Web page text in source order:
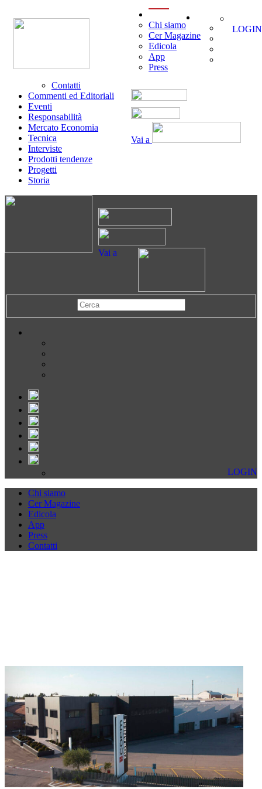
Vai a
Chi siamo
Cer Magazine
Edicola
App
Press
Contatti
Commenti ed Editoriali
Eventi
Responsabilità
Mercato Economia
Tecnica
Interviste
Prodotti tendenze
Progetti
Storia
LOGIN
Vai a
LOGIN
Chi siamo
Cer Magazine
Edicola
App
Press
Contatti